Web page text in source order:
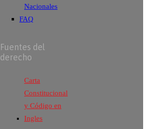
Nacionales
FAQ
Fuentes del
derecho
Carta
Constitucional
y Código en
Ingles